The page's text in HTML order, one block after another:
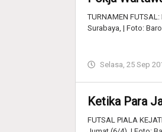
TURNAMEN
Surabaya, | Foto:
Selasa, 25 Sep
Ketika Para
FUTSAL PIALA